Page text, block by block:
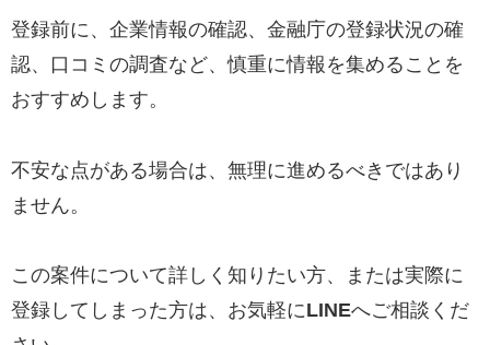
登録前に、企業情報の確認、金融庁の登録状況の確
認、口コミの調査など、慎重に情報を集めることを
おすすめします。
不安な点がある場合は、無理に進めるべきではあり
ません。
この案件について詳しく知りたい方、または実際に
登録してしまった方は、お気軽にLINEへご相談くだ